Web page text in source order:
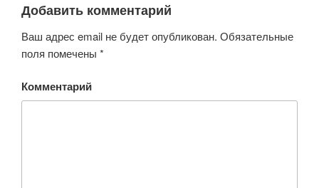
Добавить комментарий
Ваш адрес email не будет опубликован. Обязательные
поля помечены *
Комментарий